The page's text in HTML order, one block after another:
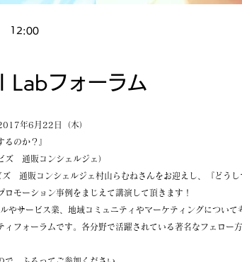
フォーラム
12:00
年6月22日（木）
のか？』
ズ 通販コンシェルジェ）
通販コンシェルジェ村山らむねさんをお迎えし、『どうし
ロモーション事例をまじえて講演して頂きます！
やサービス業、地域コミュニティやマーケティングについて
フォーラムです。各分野で活躍されている著名なフェロー